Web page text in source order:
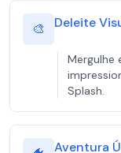
🎨 Deleite
Mergulhe
Splash.
Aventura